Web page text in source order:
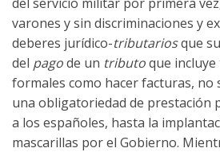
varones y sin discriminaciones y
deberes jurídico-tributariosque
del pagode un tributoque
formales como hacer facturas, no
una obligatoriedad de prestación
a los españoles, hasta la
mascarillas por el Gobierno.